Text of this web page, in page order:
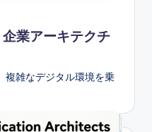
業アーキテクチ
複雑なデジタル環境を乗